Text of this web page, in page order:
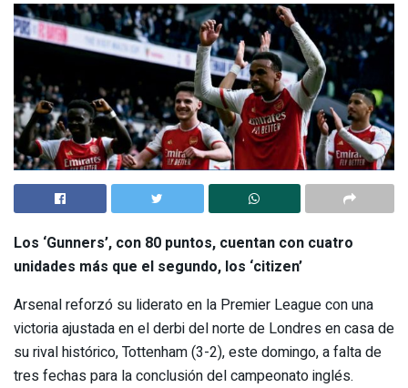
Los ‘Gunners’, con 80 puntos, cuentan con cuatro
unidades más que el segundo, los ‘citizen’
Arsenal reforzó su liderato en la Premier League con una
victoria ajustada en el derbi del norte de Londres en casa de
su rival histórico, Tottenham (3-2), este domingo, a falta de
tres fechas para la conclusión del campeonato inglés.